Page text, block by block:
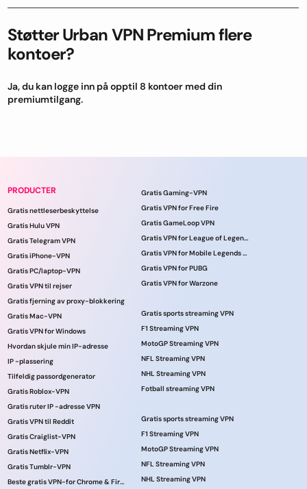
Støtter Urban VPN Premium flere
kontoer?
Ja, du kan logge inn på opptil 8 kontoer med din
premiumtilgang.
PRODUCTER
Gratis nettleserbeskyttelse
Gratis Hulu VPN
Gratis Telegram VPN
Gratis iPhone-VPN
Gratis PC/laptop-VPN
Gratis VPN til rejser
Gratis fjerning av proxy-blokkering
Gratis Mac-VPN
Gratis VPN for Windows
Hvordan skjule min IP-adresse
IP -plassering
Tilfeldig passordgenerator
Gratis Roblox-VPN
Gratis ruter IP -adresse VPN
Gratis VPN til Reddit
Gratis Craiglist-VPN
Gratis Netflix-VPN
Gratis Tumblr-VPN
Beste gratis VPN-for Chrome & Firefox!
Gratis Gaming-VPN
Gratis VPN for Free Fire
Gratis GameLoop VPN
Gratis VPN for League of Legends
Gratis VPN for Mobile Legends online
Gratis VPN for PUBG
Gratis VPN for Warzone
Gratis sports streaming VPN
F1 Streaming VPN
MotoGP Streaming VPN
NFL Streaming VPN
NHL Streaming VPN
Fotball streaming VPN
Gratis sports streaming VPN
F1 Streaming VPN
MotoGP Streaming VPN
NFL Streaming VPN
NHL Streaming VPN